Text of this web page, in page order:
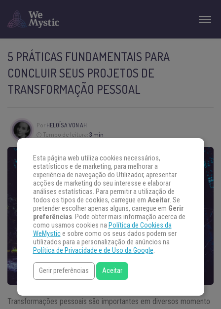
5 PRÁTICAS FUNDAMENTAIS PARA
CONCLUIR SEUS PROJETOS DE
TRANSFORMAÇÃO PESSOAL
Por HELOÍSA VON AH
Tempo de leitura: 3 min
Transformações pessoais são importantes em diversos momento
Esta página web utiliza cookies necessários,
estatísticos e de marketing, para melhorar a
experiência de navegação do Utilizador, apresentar
acções de marketing do seu interesse e elaborar
análises estatísticas. Para permitir a utilização de
todos os tipos de cookies, carregue em Aceitar. Se
pretender escolher apenas alguns, carregue em Gerir
preferências. Pode obter mais informação acerca de
como usamos cookies na Política de Cookies da
WeMystice sobre como os seus dados podem ser
utilizados para a personalização de anúncios na
Política de Privacidade e de Uso da Google.
Gerir preferências Aceitar